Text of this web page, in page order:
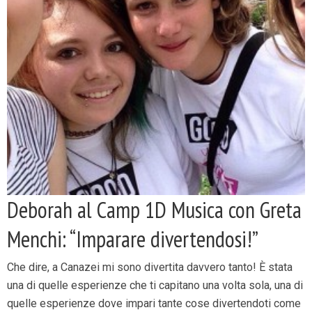
Deborah al Camp 1D Musica con Greta
Menchi: “Imparare divertendosi!”
Che dire, a Canazei mi sono divertita davvero tanto! È stata
una di quelle esperienze che ti capitano una volta sola, una di
quelle esperienze dove impari tante cose divertendoti come